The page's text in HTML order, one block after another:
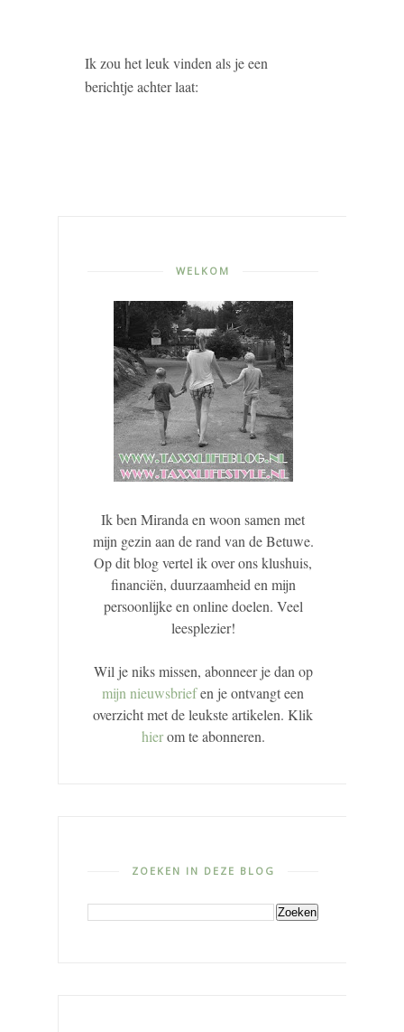
Ik zou het leuk vinden als je een
berichtje achter laat:
WELKOM
Ik ben Miranda en woon samen met
mijn gezin aan de rand van de Betuwe.
Op dit blog vertel ik over ons klushuis,
financiën, duurzaamheid en mijn
persoonlijke en online doelen. Veel
leesplezier!
Wil je niks missen, abonneer je dan op
mijn nieuwsbriefen je ontvangt een
overzicht met de leukste artikelen. Klik
hierom te abonneren.
ZOEKEN IN DEZE BLOG